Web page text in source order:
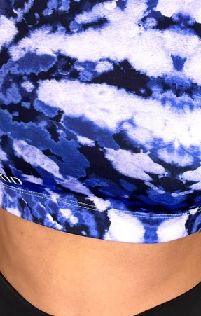
TOP 4 TIRAS TIE
$53.000,00
TOP HALTER
$58.000,00